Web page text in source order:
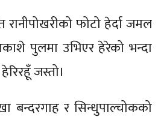
रानीपोखरीको फोटो हेर्दा जमल
पुलमा उभिएर हेरेको भन्दा
जस्तो।
बन्दरगाह र सिन्धुपाल्चोकको